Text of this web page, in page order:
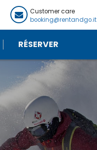
Customer care
booking@rentandgo.it
RÉSERVER